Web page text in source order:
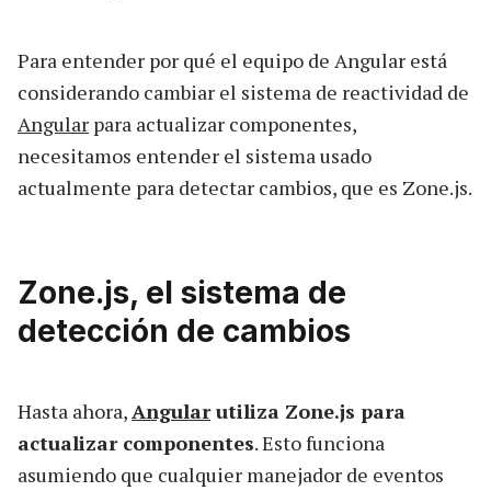
Para entender por qué el equipo de Angular está
considerando cambiar el sistema de reactividad de
Angular para actualizar componentes,
necesitamos entender el sistema usado
actualmente para detectar cambios, que es Zone.js.
Zone.js, el sistema de
detección de cambios
Hasta ahora,Angularutiliza Zone.js para
actualizar componentes. Esto funciona
asumiendo que cualquier manejador de eventos